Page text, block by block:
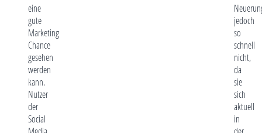
eine
gute
Marketing
Chance
gesehen
werden
kann.
Nutzer
der
Social
jedoch
so
schnell
nicht,
da
sie
sich
aktuell
in